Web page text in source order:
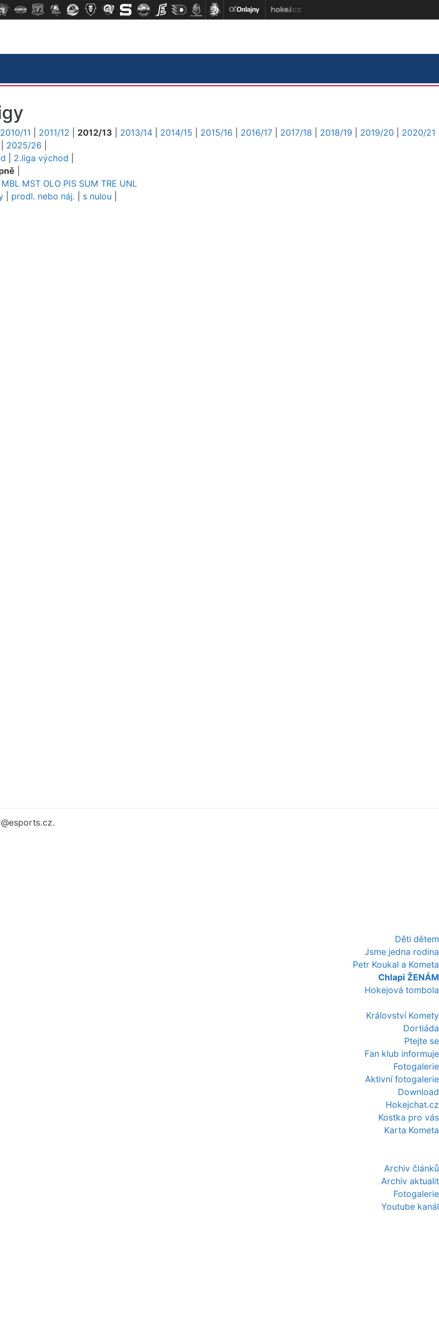
Děti dětem
Jsme jedna rodina
Petr Koukal a Kometa
Chlapi ŽENÁM
Hokejová tombola
Království Komety
Dortiáda
Ptejte se
Fan klub informuje
Fotogalerie
Aktivní fotogalerie
Download
Hokejchat.cz
Kostka pro vás
Karta Kometa
Archiv článků
Archiv aktualit
Fotogalerie
Youtube kanál
2010/11 2011/12 2012/13 2013/14 2014/15 2015/16 2016/17 2017/18 2018/19 2019/20
2020/21
2025/26
2.liga východ
MBL MST OLO PIS SUM TRE UNL
prodl. nebo náj. s nulou
@esports.cz.